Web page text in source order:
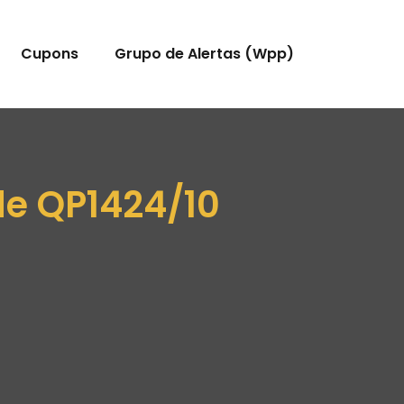
Cupons Grupo de Alertas (Wpp)
QP1424/10